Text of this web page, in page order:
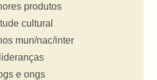
produtos
cultural
mun/nac/inter
lideranças
e ongs